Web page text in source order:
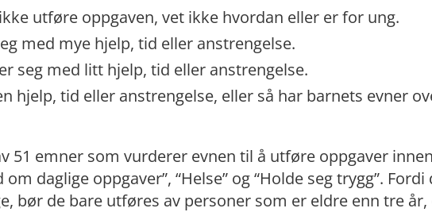
utføre oppgaven, vet ikke hvordan eller er for ung.
med mye hjelp, tid eller anstrengelse.
seg med litt hjelp, tid eller anstrengelse.
hjelp, tid eller anstrengelse, eller så har barnets evner
51 emner som vurderer evnen til å utføre oppgaver
om daglige oppgaver”, “Helse” og “Holde seg trygg”.
bør de bare utføres av personer som er eldre enn tre år,